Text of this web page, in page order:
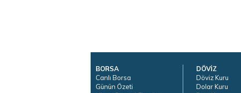
BORSA
Canlı Borsa
Günün Özeti
DÖVİZ
Döviz Kuru
Dolar Kuru